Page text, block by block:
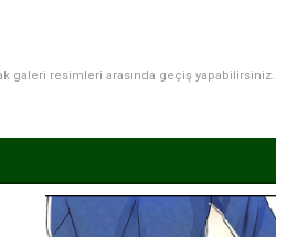
galeri resimleri arasında geçiş yapabilirsiniz.